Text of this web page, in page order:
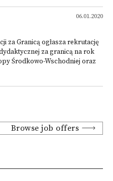
06.01.2020
za Granicą ogłasza rekrutację
za granicą na rok
Środkowo-Wschodniej oraz
Browse job offers